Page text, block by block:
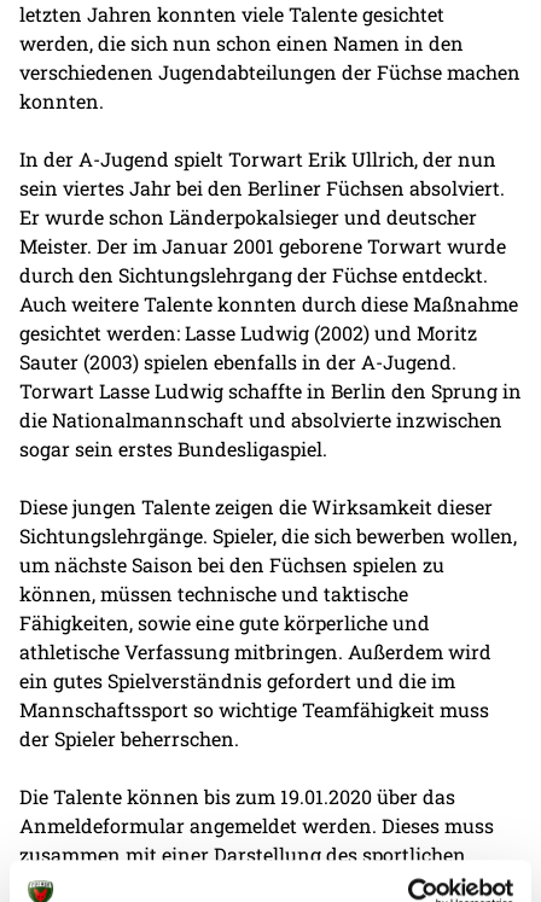
letzten Jahren konnten viele Talente gesichtet
werden, die sich nun schon einen Namen in den
verschiedenen Jugendabteilungen der Füchse machen
konnten.
In der A-Jugend spielt Torwart Erik Ullrich, der nun
sein viertes Jahr bei den Berliner Füchsen absolviert.
Er wurde schon Länderpokalsieger und deutscher
Meister. Der im Januar 2001 geborene Torwart wurde
durch den Sichtungslehrgang der Füchse entdeckt.
Auch weitere Talente konnten durch diese Maßnahme
gesichtet werden: Lasse Ludwig (2002) und Moritz
Sauter (2003) spielen ebenfalls in der A-Jugend.
Torwart Lasse Ludwig schaffte in Berlin den Sprung in
die Nationalmannschaft und absolvierte inzwischen
sogar sein erstes Bundesligaspiel.
Diese jungen Talente zeigen die Wirksamkeit dieser
Sichtungslehrgänge. Spieler, die sich bewerben wollen,
um nächste Saison bei den Füchsen spielen zu
können, müssen technische und taktische
Fähigkeiten, sowie eine gute körperliche und
athletische Verfassung mitbringen. Außerdem wird
ein gutes Spielverständnis gefordert und die im
Mannschaftssport so wichtige Teamfähigkeit muss
der Spieler beherrschen.
Die Talente können bis zum 19.01.2020 über das
Anmeldeformular angemeldet werden. Dieses muss
zusammen mit einer Darstellung des sportlichen
Werdegangs und des letzten Schulzeugnisses